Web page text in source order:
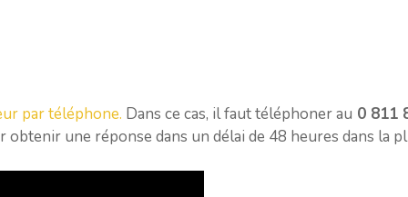
par téléphone. Dans ce cas, il faut téléphoner au 0 811
une réponse dans un délai de 48 heures dans la